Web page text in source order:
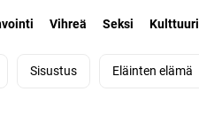
Vihreä Seksi Kulttuuri
Sisustus Eläinten elämä